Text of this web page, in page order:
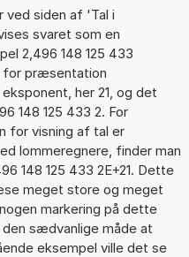
ved siden af 'Tal i
svaret som en
2,496 148 125 433
for præsentation
her 21, og det
148 125 433 2. For
for visning af tal er
lommeregnere, finder man
148 125 433 2E+21. Dette
meget store og meget
markering på dette
sædvanlige måde at
eksempel ville det se